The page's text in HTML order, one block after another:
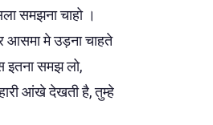
समझना चाहो ।
आसमा मे उड़ना चाहते
इतना समझ लो,
आंखे देखती है, तुम्हे